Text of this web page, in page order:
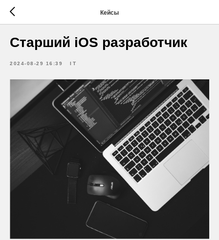
Кейсы
Старший iOS разработчик
2024-08-29 16:39 IT